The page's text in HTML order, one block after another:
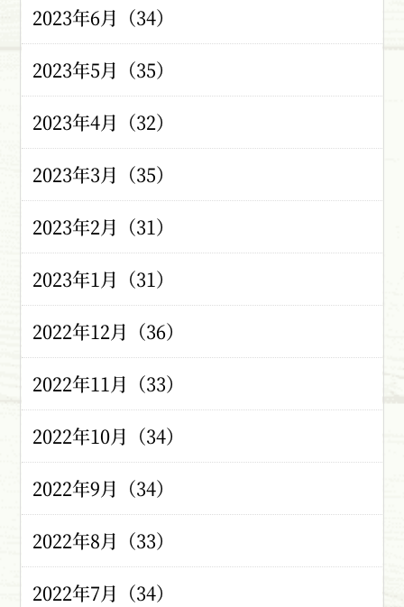
2023年6月（34）
2023年5月（35）
2023年4月（32）
2023年3月（35）
2023年2月（31）
2023年1月（31）
2022年12月（36）
2022年11月（33）
2022年10月（34）
2022年9月（34）
2022年8月（33）
2022年7月（34）